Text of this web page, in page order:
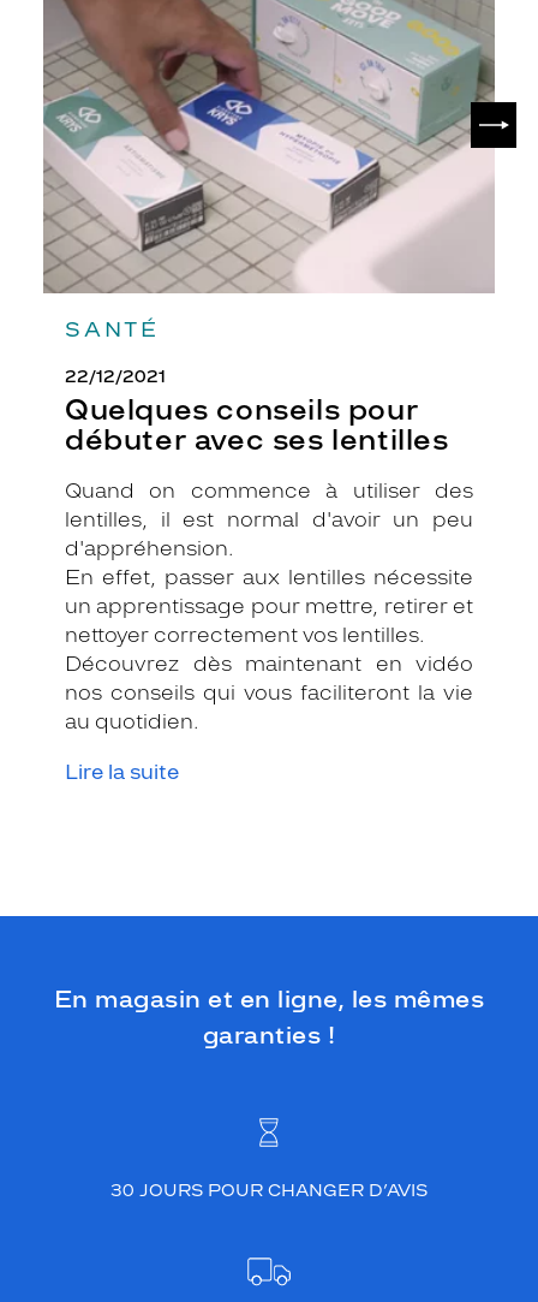
SANTÉ
22/12/2021
Quelques conseils pour
débuter avec ses lentilles
Quand on commence à utiliser des
lentilles, il est normal d'avoir un peu
d'appréhension.
En effet, passer aux lentilles nécessite
un apprentissage pour mettre, retirer et
nettoyer correctement vos lentilles.
Découvrez dès maintenant en vidéo
nos conseils qui vous faciliteront la vie
au quotidien.
Lire la suite
conseils
pour
débuter
avec
ses
lentilles
En magasin et en ligne, les mêmes
garanties !
30 JOURS POUR CHANGER D’AVIS